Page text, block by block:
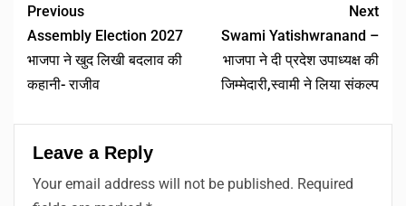
Previous
Assembly Election 2027
भाजपा ने खुद लिखी बदलाव की
कहानी- राजीव
Next
Swami Yatishwranand –
भाजपा ने दी प्रदेश उपाध्यक्ष की
जिम्मेदारी,स्वामी ने लिया संकल्प
Leave a Reply
Your email address will not be published. Required